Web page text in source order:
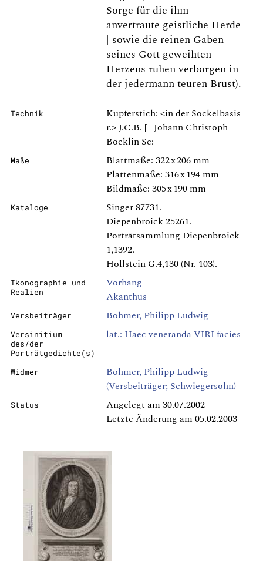
Sorge für die ihm
anvertraute geistliche Herde
| sowie die reinen Gaben
seines Gott geweihten
Herzens ruhen verborgen in
der jedermann teuren Brust).
Technik
Kupferstich: <in der Sockelbasis
r.> J.C.B. [= Johann Christoph
Böcklin Sc:
Maße
Blattmaße: 322 x 206 mm
Plattenmaße: 316 x 194 mm
Bildmaße: 305 x 190 mm
Kataloge
Singer 87731.
Diepenbroick 25261.
Porträtsammlung Diepenbroick
1,1392.
Hollstein G.4,130 (Nr. 103).
Ikonographie und
Realien
Vorhang
Akanthus
Versbeiträger Böhmer, Philipp Ludwig
Versinitium
des/der
Porträtgedichte(s)
lat.: Haec veneranda VIRI facies
Widmer
Böhmer, Philipp Ludwig
(Versbeiträger; Schwiegersohn)
Status
Angelegt am 30.07.2002
Letzte Änderung am 05.02.2003